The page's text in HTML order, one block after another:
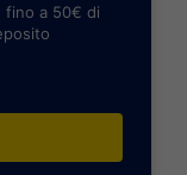
fino a 50€ di